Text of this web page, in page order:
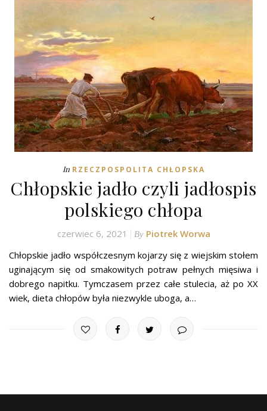
In RZECZPOSPOLITA CHŁOPSKA
Chłopskie jadło czyli jadłospis
polskiego chłopa
czerwiec 6, 2021 By Piotrek Worwa
Chłopskie jadło współczesnym kojarzy się z wiejskim stołem
uginającym się od smakowitych potraw pełnych mięsiwa i
dobrego napitku. Tymczasem przez całe stulecia, aż po XX
wiek, dieta chłopów była niezwykle uboga, a…